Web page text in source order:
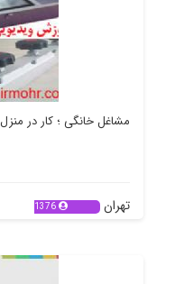
مشاغل خانگی ؛ کار در منزل
تهران 1376